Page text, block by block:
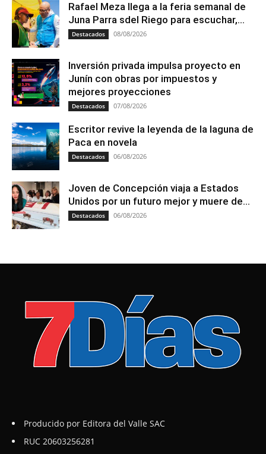
Rafael Meza llega a la feria semanal de
Juna Parra sdel Riego para escuchar,...
Destacados 08/08/2026
Inversión privada impulsa proyecto en
Junín con obras por impuestos y
mejores proyecciones
Destacados 07/08/2026
Escritor revive la leyenda de la laguna de
Paca en novela
Destacados 06/08/2026
Joven de Concepción viaja a Estados
Unidos por un futuro mejor y muere de...
Destacados 06/08/2026
Producido por Editora del Valle SAC
RUC 20603256281